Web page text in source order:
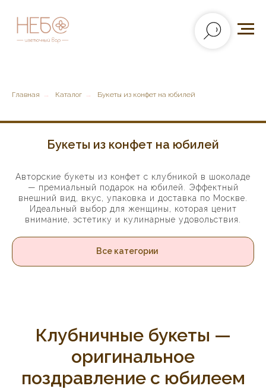
Главная → Каталог → Букеты из конфет на юбилей
Букеты из конфет на юбилей
Авторские букеты из конфет с клубникой в шоколаде
— премиальный подарок на юбилей. Эффектный
внешний вид, вкус, упаковка и доставка по Москве.
Идеальный выбор для женщины, которая ценит
внимание, эстетику и кулинарные удовольствия.
Все категории
Клубничные букеты —
оригинальное
поздравление с юбилеем